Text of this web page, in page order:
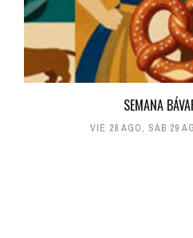
SEMANA
VIE 28 AGO, SÁB 29